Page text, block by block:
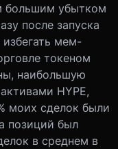
большим убытком
после запуска
мем-
токеном
наибольшую
HYPE,
моих сделок были
позиций был
в среднем в